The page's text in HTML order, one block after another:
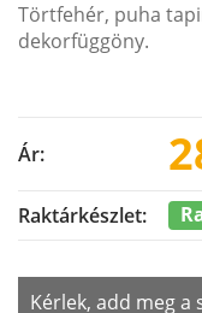
Törtfehér, puha
dekorfüggöny.
Ár:
Raktárkészlet:
Kérlek, add meg a